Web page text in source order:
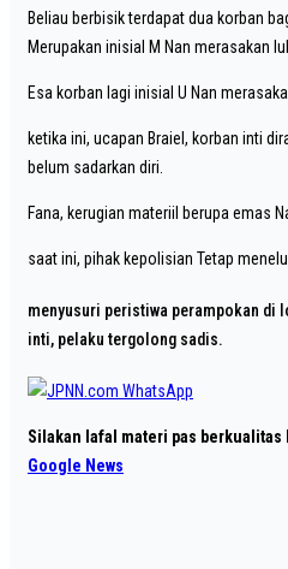
Beliau berbisik terdapat dua korban
Merupakan inisial M Nan merasakan
Esa korban lagi inisial U Nan
ketika ini, ucapan Braiel, korban inti
belum sadarkan diri.
Fana, kerugian materiil berupa emas
saat ini, pihak kepolisian Tetap
menyusuri peristiwa perampokan di
inti, pelaku tergolong sadis.
Silakan lafal materi pas berkualitas
Google News